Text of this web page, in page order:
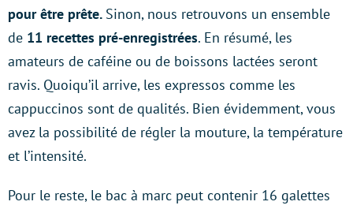
pour être prête. Sinon, nous retrouvons un ensemble
de 11 recettes pré-enregistrées. En résumé, les
amateurs de caféine ou de boissons lactées seront
ravis. Quoiqu’il arrive, les expressos comme les
cappuccinos sont de qualités. Bien évidemment, vous
avez la possibilité de régler la mouture, la température
et l’intensité.
Pour le reste, le bac à marc peut contenir 16 galettes